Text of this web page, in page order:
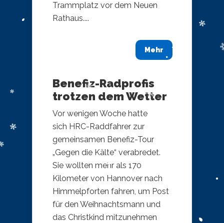
Trammplatz vor dem Neuen
Rathaus....
Mehr
Benefiz-Radprofis
trotzen dem Wetter
Vor wenigen Woche hatte
sich HRC-Raddfahrer zur
gemeinsamen Benefiz-Tour
„Gegen die Kälte“ verabredet.
Sie wollten mehr als 170
Kilometer von Hannover nach
Himmelpforten fahren, um Post
für den Weihnachtsmann und
das Christkind mitzunehmen